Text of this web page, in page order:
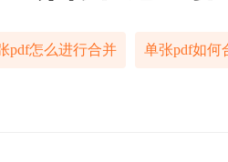
pdf怎么进行合并 单张pdf如何